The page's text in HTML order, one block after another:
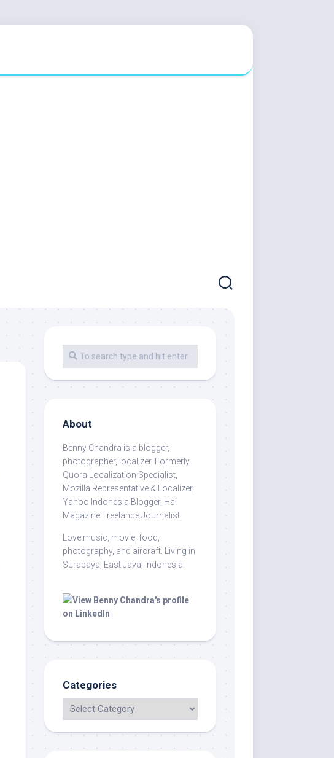
About
Benny Chandra is a blogger,
photographer, localizer. Formerly
Quora Localization Specialist,
Mozilla Representative & Localizer,
Yahoo Indonesia Blogger, Hai
Magazine Freelance Journalist.
Love music, movie, food,
photography, and aircraft. Living in
Surabaya, East Java, Indonesia.
Categories